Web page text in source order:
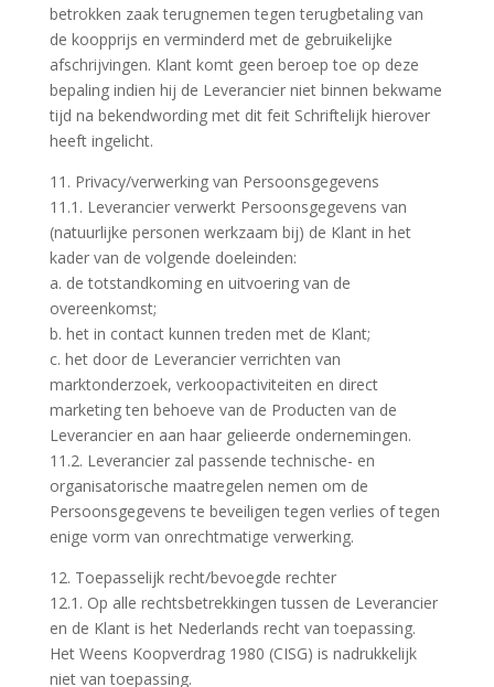
betrokken zaak terugnemen tegen terugbetaling van
de koopprijs en verminderd met de gebruikelijke
afschrijvingen. Klant komt geen beroep toe op deze
bepaling indien hij de Leverancier niet binnen bekwame
tijd na bekendwording met dit feit Schriftelijk hierover
heeft ingelicht.
11. Privacy/verwerking van Persoonsgegevens
11.1. Leverancier verwerkt Persoonsgegevens van
(natuurlijke personen werkzaam bij) de Klant in het
kader van de volgende doeleinden:
a. de totstandkoming en uitvoering van de
overeenkomst;
b. het in contact kunnen treden met de Klant;
c. het door de Leverancier verrichten van
marktonderzoek, verkoopactiviteiten en direct
marketing ten behoeve van de Producten van de
Leverancier en aan haar gelieerde ondernemingen.
11.2. Leverancier zal passende technische- en
organisatorische maatregelen nemen om de
Persoonsgegevens te beveiligen tegen verlies of tegen
enige vorm van onrechtmatige verwerking.
12. Toepasselijk recht/bevoegde rechter
12.1. Op alle rechtsbetrekkingen tussen de Leverancier
en de Klant is het Nederlands recht van toepassing.
Het Weens Koopverdrag 1980 (CISG) is nadrukkelijk
niet van toepassing.